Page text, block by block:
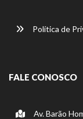
Política de
FALE CONOSCO
Av. Barão